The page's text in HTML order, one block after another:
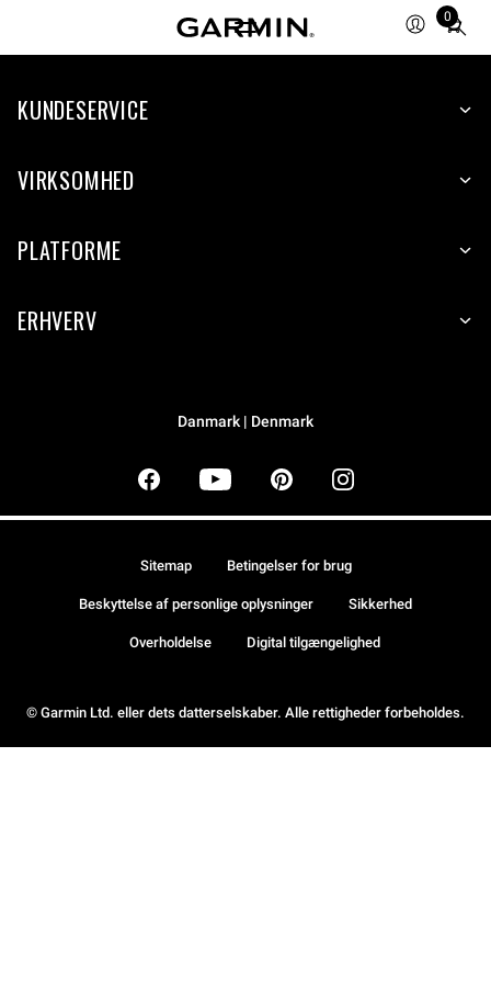
0
Total
items
cart:
KUNDESERVICE
VIRKSOMHED
PLATFORME
ERHVERV
Danmark | Denmark
© Garmin Ltd. eller dets datterselskaber. Alle rettigheder forbeholdes.
Sitemap Betingelser for brug
Beskyttelse af personlige oplysninger Sikkerhed
Overholdelse Digital tilgængelighed